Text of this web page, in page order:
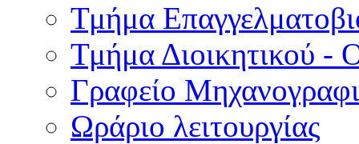
Τμήμα
Τμήμα Διοικητικού -
Γραφείο
Ωράριο λειτουργίας